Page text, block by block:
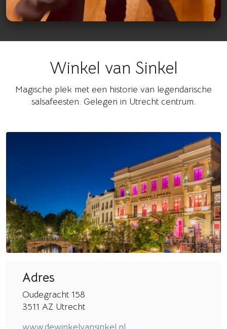
Bekijk op InstagramWinkel van Sinkel
Magische plek met een historie van legendarische
salsafeesten. Gelegen in Utrecht centrum.
Adres
Oudegracht 158
3511 AZ Utrecht